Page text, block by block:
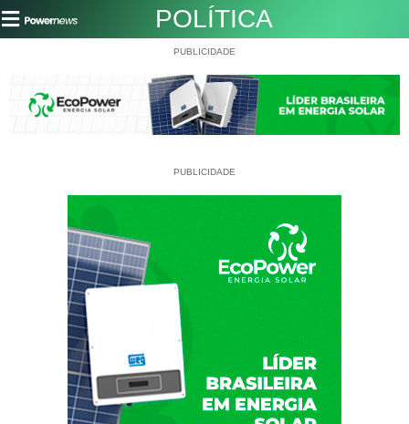
POLÍTICA
PUBLICIDADE
PUBLICIDADE